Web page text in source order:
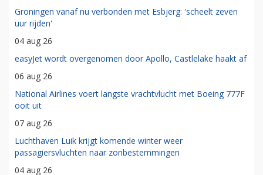
Groningen vanaf nu verbonden met Esbjerg: 'scheelt zeven
uur rijden'
04 aug 26
easyJet wordt overgenomen door Apollo, Castlelake haakt af
06 aug 26
National Airlines voert langste vrachtvlucht met Boeing 777F
ooit uit
07 aug 26
Luchthaven Luik krijgt komende winter weer
passagiersvluchten naar zonbestemmingen
04 aug 26